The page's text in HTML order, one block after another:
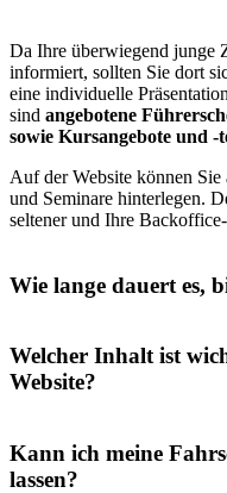
Da Ihre überwiegend junge
informiert, sollten Sie dort
eine individuelle
sind angebotene
sowie Kursangebote und -
Auf der Website können Sie
und Seminare hinterlegen.
seltener und Ihre
Wie lange dauert es,
Welcher Inhalt ist
Website?
Kann ich meine
lassen?